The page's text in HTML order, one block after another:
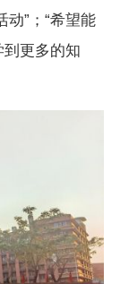
”；“希望能
到更多的知